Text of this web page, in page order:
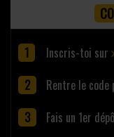
Inscris-toi sur
Rentre le code
Fais un 1er